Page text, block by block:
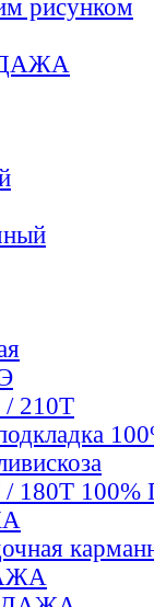
рисунком
/ 210Т
/ 180Т 100%